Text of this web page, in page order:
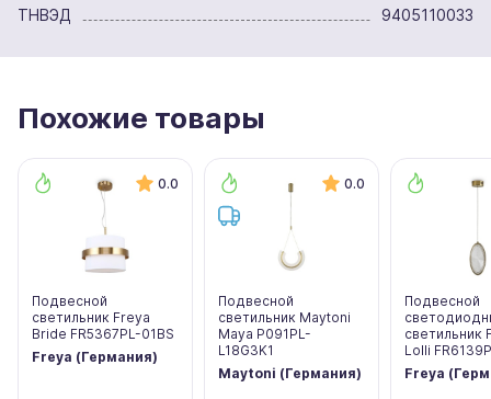
ТНВЭД 9405110033
Похожие товары
0.0
Подвесной
светильник Freya
Bride FR5367PL-01BS
Freya (Германия)
0.0
Подвесной
светильник Maytoni
Maya P091PL-
L18G3K1
Maytoni (Германия)
Подвесной
светильник
Lolli
Freya